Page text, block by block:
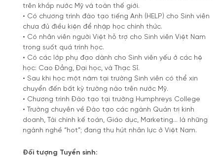
trên khắp nước Mỹ và toàn thế giới.
• Có chương trình đào tạo tiếng Anh (HELP) cho Sinh viên
chưa đủ điều kiện để nhập học chính thức.
• Có nhân viên người Việt hỗ trợ cho Sinh viên Việt Nam
trong suốt quá trình học.
• Có các lớp phụ đạo dành cho Sinh viên yếu ở các hệ
học: Cao Đẳng, Đại học, và Thạc Sĩ.
• Sau khi học một năm tại trường Sinh viên có thể xin
chuyển đến bất kỳ trường nào trên nước Mỹ.
• Chương trình Đào tạo tại trường Humphreys College
• Trường chuyên về Đào tạo các ngành Quản trị kinh
doanh, Tài chính kế toán, Giáo dục, Marketing… là những
ngành nghề “hot”; đang thu hút nhân lực ở Việt Nam.
Đối tượng Tuyển sinh: